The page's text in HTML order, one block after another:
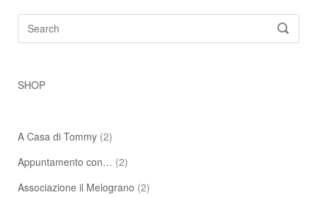
Search
SHOP
A Casa di Tommy (2)
Appuntamento con… (2)
Associazione il Melograno (2)